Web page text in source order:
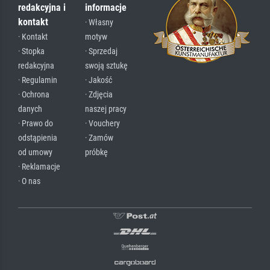
redakcyjna i
kontakt
· Kontakt
· Stopka
redakcyjna
· Regulamin
· Ochrona
danych
· Prawo do
odstąpienia
od umowy
· Reklamacje
· O nas
informacje
· Własny
motyw
· Sprzedaj
swoją sztukę
· Jakość
· Zdjęcia
naszej pracy
· Vouchery
· Zamów
próbkę